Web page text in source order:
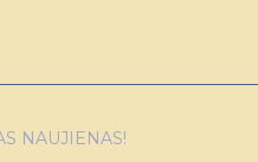
NAUJIENAS!